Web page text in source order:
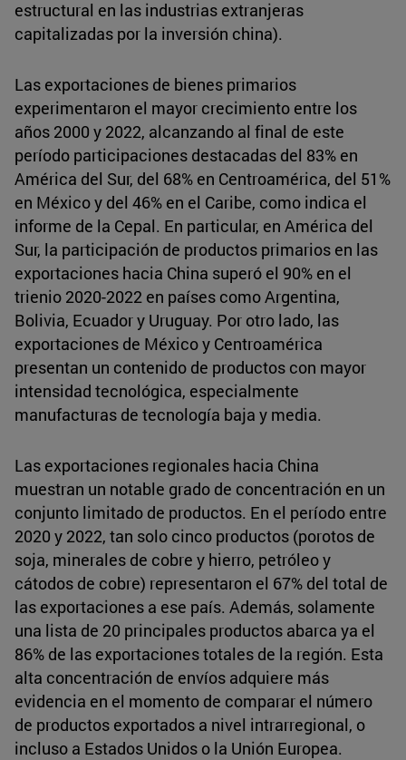
estructural en las industrias extranjeras
capitalizadas por la inversión china).
Las exportaciones de bienes primarios
experimentaron el mayor crecimiento entre los
años 2000 y 2022, alcanzando al final de este
período participaciones destacadas del 83% en
América del Sur, del 68% en Centroamérica, del 51%
en México y del 46% en el Caribe, como indica el
informe de la Cepal. En particular, en América del
Sur, la participación de productos primarios en las
exportaciones hacia China superó el 90% en el
trienio 2020-2022 en países como Argentina,
Bolivia, Ecuador y Uruguay. Por otro lado, las
exportaciones de México y Centroamérica
presentan un contenido de productos con mayor
intensidad tecnológica, especialmente
manufacturas de tecnología baja y media.
Las exportaciones regionales hacia China
muestran un notable grado de concentración en un
conjunto limitado de productos. En el período entre
2020 y 2022, tan solo cinco productos (porotos de
soja, minerales de cobre y hierro, petróleo y
cátodos de cobre) representaron el 67% del total de
las exportaciones a ese país. Además, solamente
una lista de 20 principales productos abarca ya el
86% de las exportaciones totales de la región. Esta
alta concentración de envíos adquiere más
evidencia en el momento de comparar el número
de productos exportados a nivel intrarregional, o
incluso a Estados Unidos o la Unión Europea.